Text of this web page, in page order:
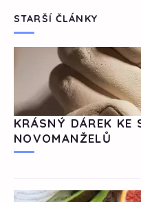
STARŠÍ ČLÁNKY
KRÁSNÝ DÁREK KE
NOVOMANŽELŮ